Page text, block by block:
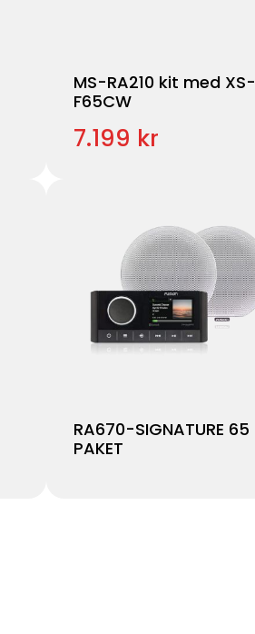
MS-RA210 kit med XS-
F65CW
7.199 kr
RA670-SIGNATURE 65
PAKET